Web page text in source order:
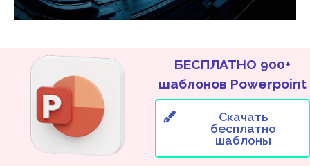
БЕСПЛАТНО 900+
шаблонов Powerpoint
Скачать
бесплатно
шаблоны